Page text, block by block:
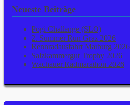
Neueste Beiträge
Pogi Challenge (SLO)
2. Summer Run Graz 2026
Rennradausfahrt Marburg 2026
Salzkammergut Trophy 2026
Wachauer Radmarathon 2026